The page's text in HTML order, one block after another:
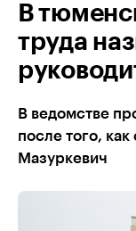
В
труда
В ведомстве
после того,
Мазуркевич